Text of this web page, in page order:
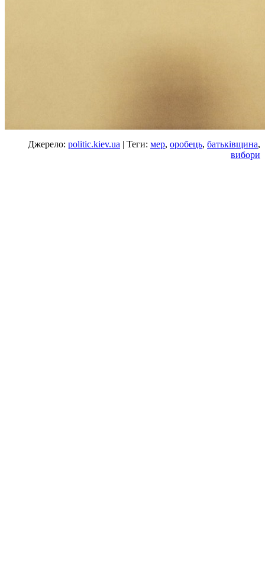
Джерело: politic.kiev.ua | Теги: мер, оробець, батьківщина,
вибори